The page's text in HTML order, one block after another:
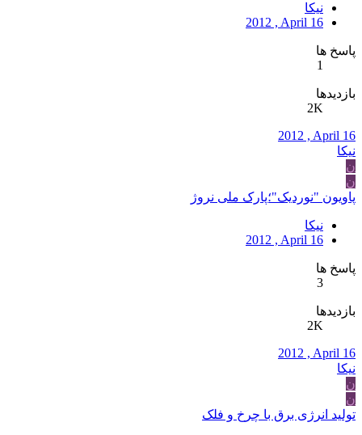
نیکا
2012 , April 16
پاسخ ها
1
بازدیدها
2K
2012 , April 16
نیکا
ن
ن
پاویون "نوردیک"؛پارک ملی نروژ
نیکا
2012 , April 16
پاسخ ها
3
بازدیدها
2K
2012 , April 16
نیکا
ن
ن
تولید انرژی برق با چرخ و فلک